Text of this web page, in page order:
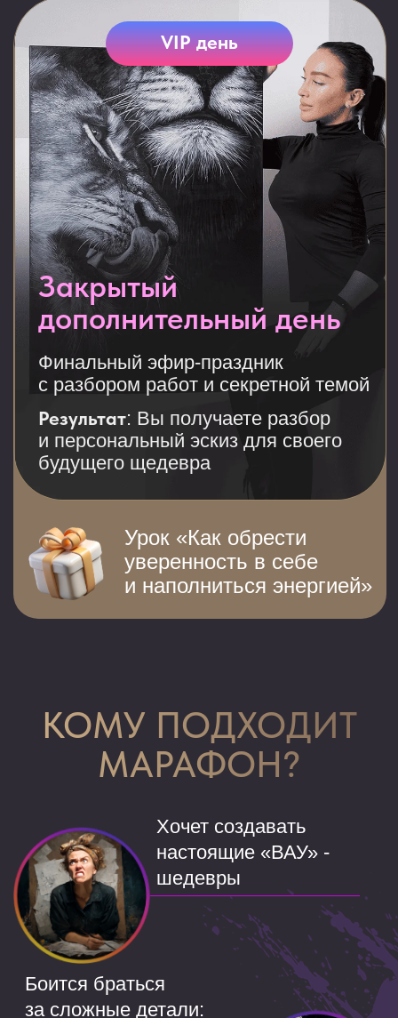
Академия имеет официальную
лицензию министерства
образования Российской
Федерации
«Профессиональное образование»
ОФИЦИАЛЬНАЯ
ЛИЦЕНЗИЯ
«СЕРЬЁЗНО? ЭТО
НАРИСОВАЛА Я?